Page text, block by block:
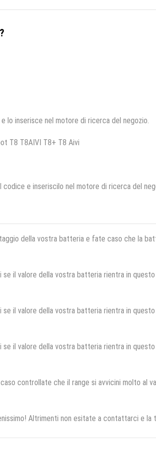
lo inserisce nel motore di ricerca del negozio.
T8 T8AIVI T8+ T8 Aivi
e inseriscilo nel motore di ricerca del
della vostra batteria e fate caso che la
il valore della vostra batteria rientra in
il valore della vostra batteria rientra in
il valore della vostra batteria rientra in
controllate che il range si avvicini molto al
Altrimenti non esitate a contattarci e la